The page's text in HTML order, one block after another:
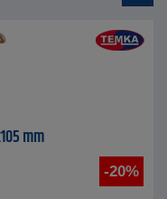
mm
-20%